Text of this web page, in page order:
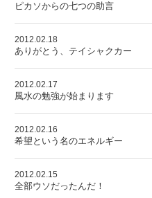
ピカソからの七つの助言
2012.02.18
ありがとう、テイシャクカー
2012.02.17
風水の勉強が始まります
2012.02.16
希望という名のエネルギー
2012.02.15
全部ウソだったんだ！